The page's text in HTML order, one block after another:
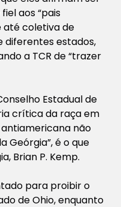
aos “pais
até coletiva de
diferentes estados,
a TCR de “trazer
Estadual de
crítica da raça em
antiamericana não
Geórgia”, é o que
Brian P. Kemp.
para proibir o
de Ohio, enquanto